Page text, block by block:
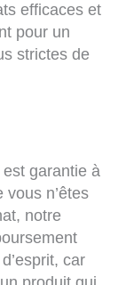
efficaces et
pour un
strictes de
garantie à
n’êtes
notre
car